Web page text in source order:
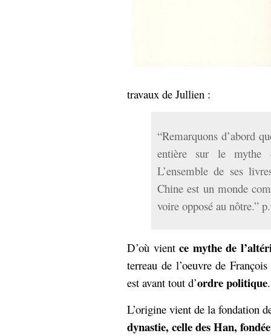
travaux de Jullien :
“Remarquons d’abord
entière sur le mythe
L’ensemble de ses
Chine est un monde
voire opposé au nôtre.”
D’où vient ce mythe de
terreau de l’oeuvre de
est avant tout d’ordre politique.
L’origine vient de la fondation
dynastie, celle des Han,